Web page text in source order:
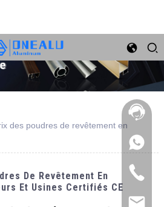
des poudres de revêtement en
De Revêtement En
Et Usines Certifiés CE